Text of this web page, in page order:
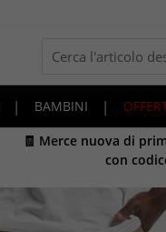
| BAMBINI |
🧾 Merce nuova di
con